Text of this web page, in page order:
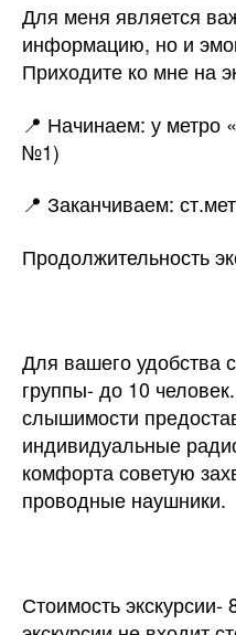
Для меня является
информацию, но и
Приходите ко мне на
📍 Начинаем: у метро
№1)
📍 Заканчиваем:
Продолжительность
Для вашего удобства
группы- до 10
слышимости
индивидуальные
комфорта советую
проводные наушники.
Стоимость экскурсии-